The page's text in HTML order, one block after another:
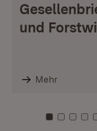
und
Mehr
ZuZuZu